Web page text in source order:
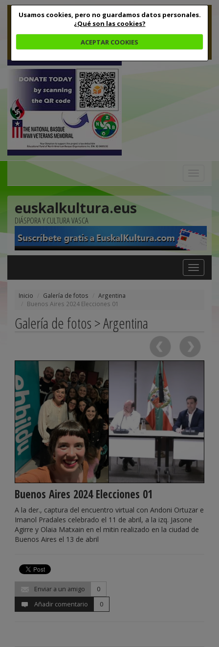
Usamos cookies, pero no guardamos datos personales.
¿Qué son las cookies?
ACEPTAR COOKIES
euskalkultura.eus
DIÁSPORA Y CULTURA VASCA
Toggle
navigation
Inicio Galería de fotos
Argentina
Buenos Aires 2024 Elecciones 01
Galería de fotos > Argentina
Buenos Aires 2024 Elecciones 01
A la der., captura del encuentro virtual con Andoni Ortuzar e
Imanol Pradales celebrado el 11 de abril, a la izq. Jasone
Agirre y Olaia Matxain en el mitin realizado en la ciudad de
Buenos Aires el 13 de abril
Enviar a un amigo
0
Añadir comentario
0